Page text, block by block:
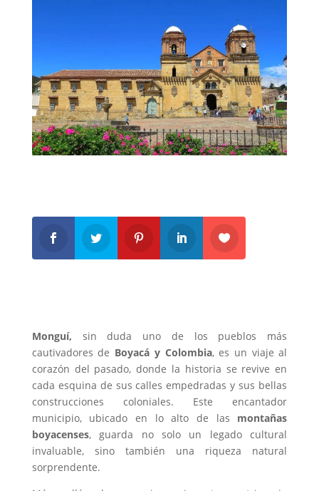
Monguí, sin duda uno de los pueblos más
cautivadores de Boyacá y Colombia, es un viaje al
corazón del pasado, donde la historia se revive en
cada esquina de sus calles empedradas y sus bellas
construcciones coloniales. Este encantador
municipio, ubicado en lo alto de las montañas
boyacenses, guarda no solo un legado cultural
invaluable, sino también una riqueza natural
sorprendente.